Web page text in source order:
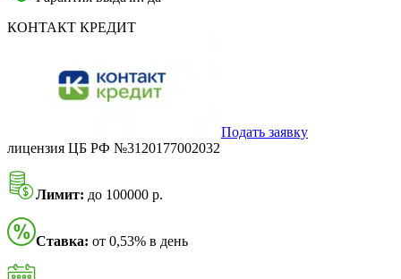
КОНТАКТ КРЕДИТ
Подать заявку
лицензия ЦБ РФ №3120177002032
Лимит: до 100000 р.
Ставка: от 0,53% в день